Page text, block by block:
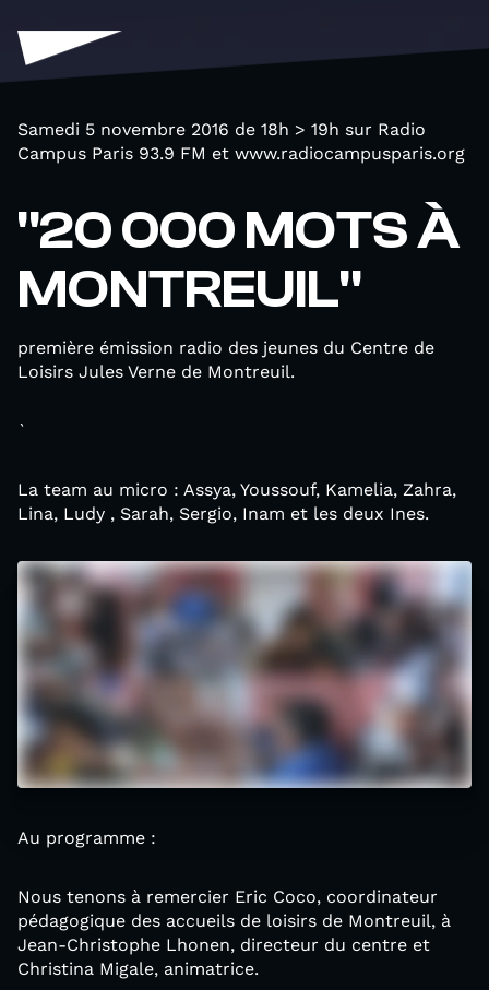
Samedi 5 novembre 2016 de 18h > 19h sur Radio
Campus Paris 93.9 FM et www.radiocampusparis.org
"20 000 MOTS À
MONTREUIL"
première émission radio des jeunes du Centre de
Loisirs Jules Verne de Montreuil.
`
La team au micro : Assya, Youssouf, Kamelia, Zahra,
Lina, Ludy , Sarah, Sergio, Inam et les deux Ines.
Au programme :
Nous tenons à remercier Eric Coco, coordinateur
pédagogique des accueils de loisirs de Montreuil, à
Jean-Christophe Lhonen, directeur du centre et
Christina Migale, animatrice.